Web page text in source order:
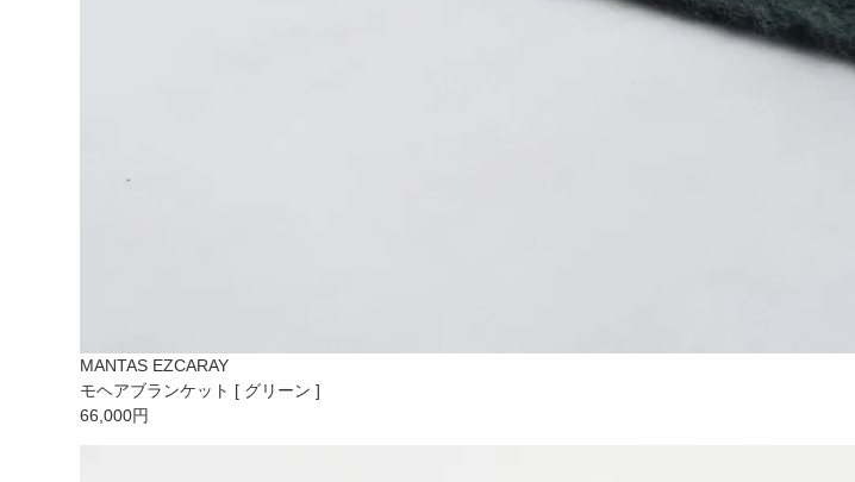
MANTAS EZCARAY
モヘアブランケット [ グリーン ]
66,000円